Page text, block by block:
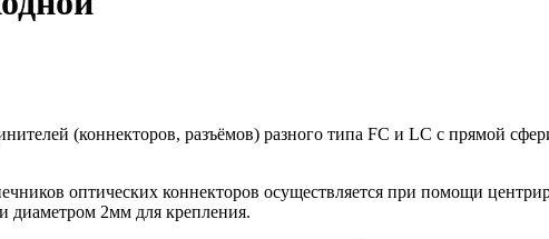
(коннекторов, разъёмов) разного типа FC и LC с прямой
оптических коннекторов осуществляется при помощи
диаметром 2мм для крепления.